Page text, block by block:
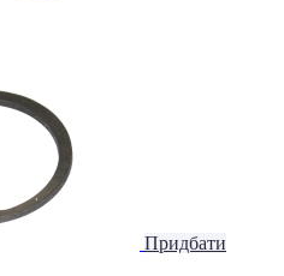
Придбати